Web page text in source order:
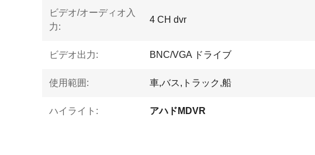
ビデオ/オーディオ入
力:
4 CH dvr
ビデオ出力: BNC/VGA ドライブ
使用範囲: 車,バス,トラック,船
ハイライト: アハドMDVR